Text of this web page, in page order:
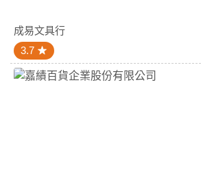
成易文具行
3.7